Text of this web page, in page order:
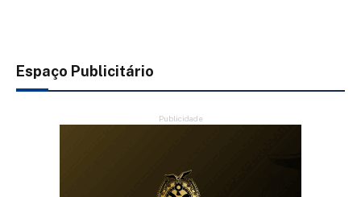
Espaço Publicitário
Publicidade